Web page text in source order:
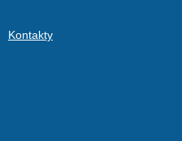
Kontakty